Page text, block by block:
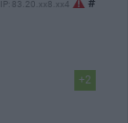
IP: 83.20.xx8.xx4
+2